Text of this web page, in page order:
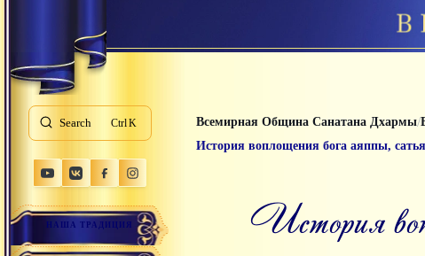
Search K
НАША ТРАДИЦИЯ
Всемирная Община Санатана Дхармы/
История воплощения бога аяппы,
история